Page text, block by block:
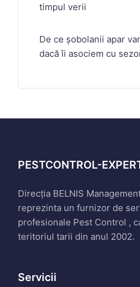
timpul verii
De ce șobolanii apar
dacă îi asociem cu
PESTCONTROL-
Direcția BELNIS
reprezinta un furnizor de
profesionale Pest Control ,
teritoriul tarii din anul 2002.
Servicii